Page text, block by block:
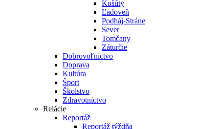
Košúty
Ľadoveň
Podháj-Stráne
Sever
Tomčany
Záturčie
Dobrovoľníctvo
Doprava
Kultúra
Šport
Školstvo
Zdravotníctvo
Relácie
Reportáž
Reportáž týždňa